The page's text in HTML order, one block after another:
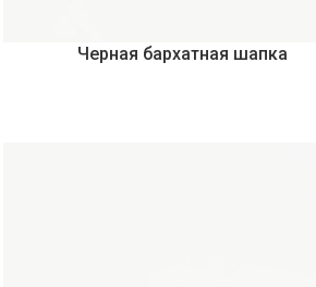
Черная бархатная шапка